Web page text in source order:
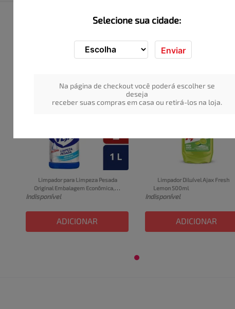
Selecione sua cidade:
Enviar
Na página de checkout você poderá escolher se
deseja
receber suas compras em casa ou retirá-los na loja.
Limpador para Limpeza Pesada
Original Embalagem Econômica,
Veja, 1L
Indisponível
ADICIONAR
Limpador Diluível Ajax Fresh
Lemon 500ml
Indisponível
ADICIONAR